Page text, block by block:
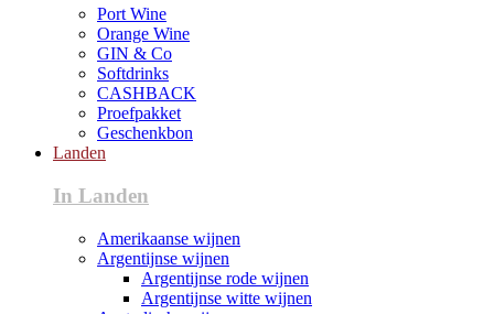
Port Wine
Orange Wine
GIN & Co
Softdrinks
CASHBACK
Proefpakket
Geschenkbon
Landen
In Landen
Amerikaanse wijnen
Argentijnse wijnen
Argentijnse rode wijnen
Argentijnse witte wijnen